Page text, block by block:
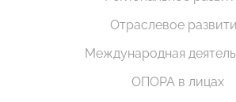
Отраслевое
Международная
ОПОРА в лицах